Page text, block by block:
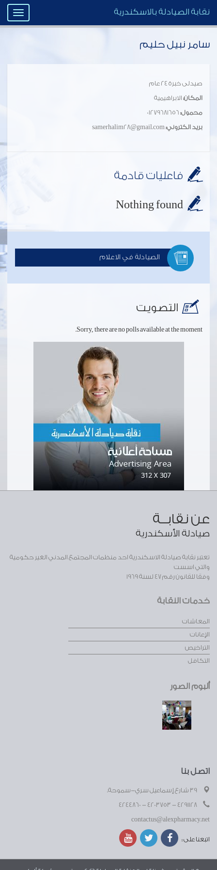
Toggle
نقابة الصيادلة بالاسكندرية
سامر نبيل حليم
صيدلى خبرة ٢٤ عام
المكان: الابراهيمية
محمول:
بريد الكتروني:
فاعليات قادمة
Nothing found
الصيادلة في الاعلام
التصويت
Sorry, there are no polls available at the moment.
عن نقابــة
صيادلة الأسكندرية
تعتبر نقابة صيادلة الاسكندرية احد منظمات المجتمع المدني الغير حكومية
والتي اسست
وفقا للقانون رقم 47 لسنة 1969
خدمات النقابة
المعاشات
الإعانات
التراخيص
التكافل
ألبوم الصور
اتصل بنا
contactus@alexpharmacy.net
اتبعنا على :